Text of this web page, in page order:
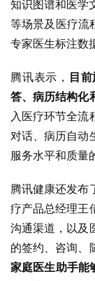
知识图谱和医学
等场景及医疗流
专家医生标注数
腾讯表示， 目
答、病历结构化
入医疗环节全流
对话、病历自动
服务水平和质量
腾讯健康还发布
疗产品总经理王
沟通渠道，以及
的签约、咨询、
家庭医生助手能